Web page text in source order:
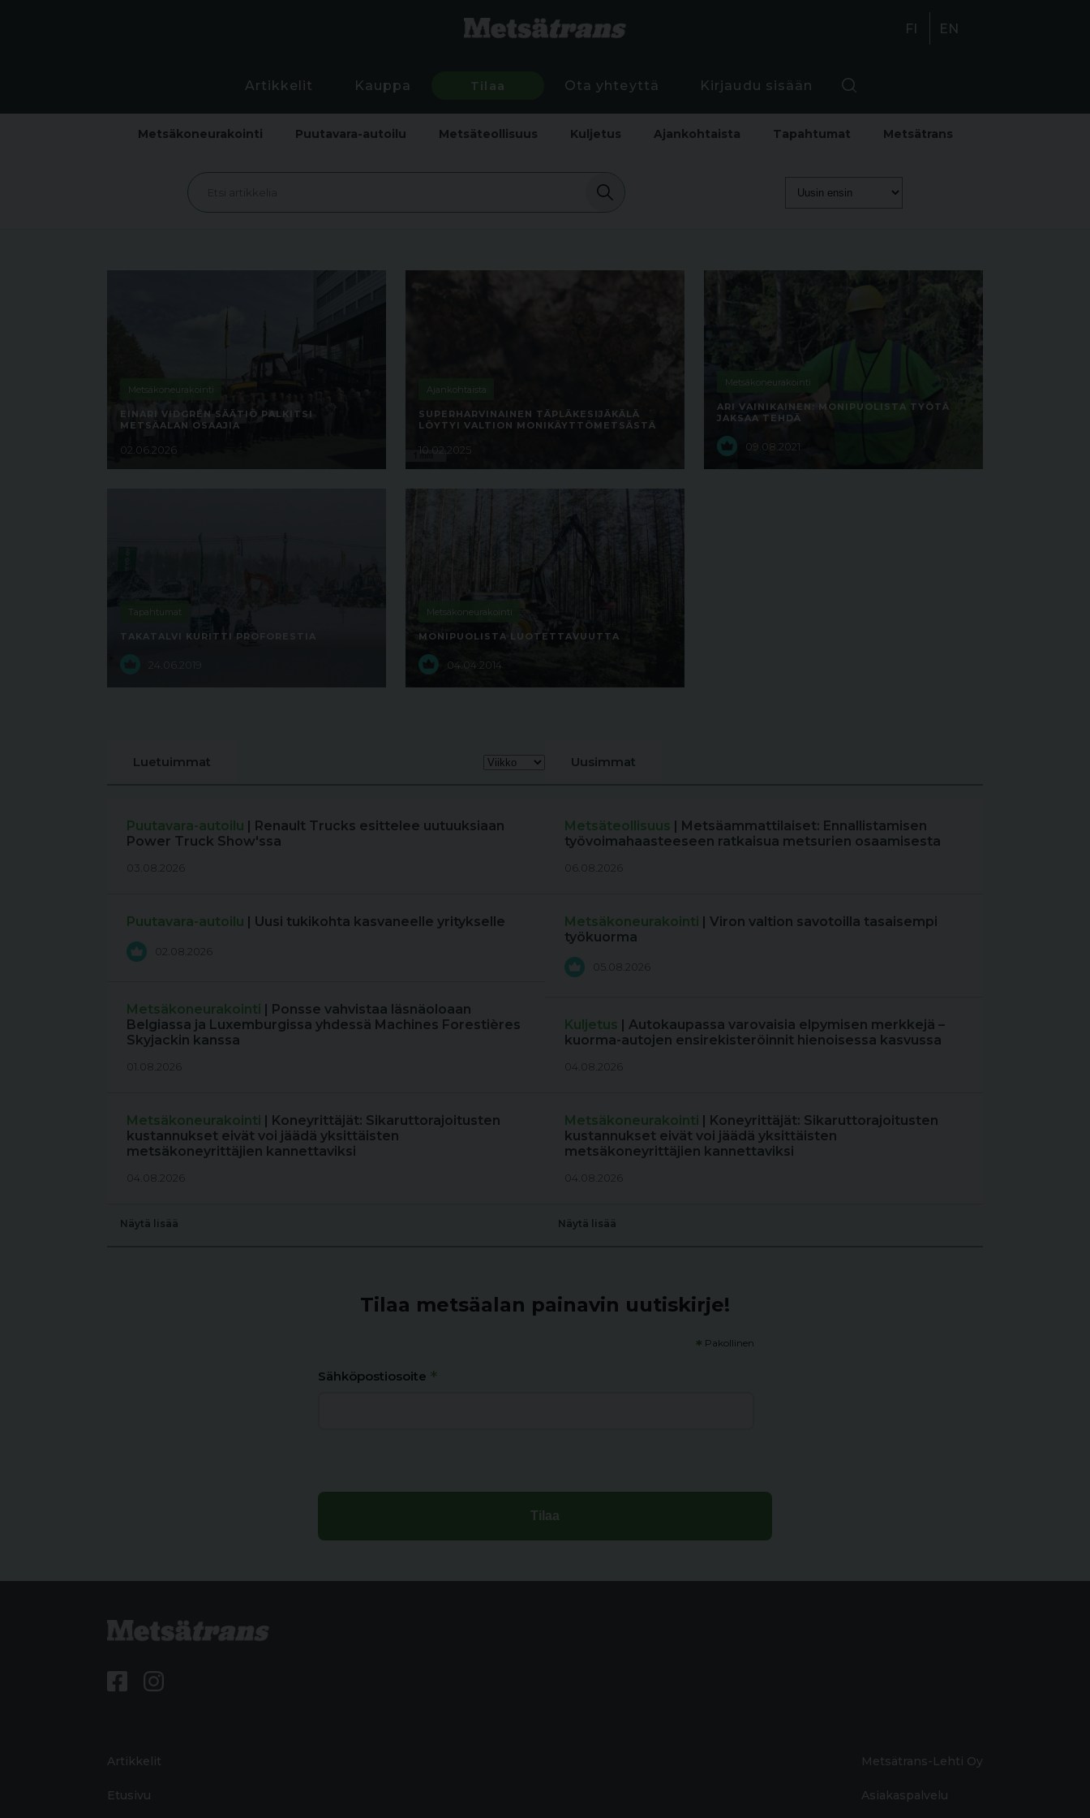
FI EN
Artikkelit Kauppa Tilaa Ota yhteyttä Kirjaudu sisään
Metsäkoneurakointi Puutavara-autoilu Metsäteollisuus Kuljetus Ajankohtaista Tapahtumat Metsätrans
Metsäkoneurakointi
EINARI VIDGRÉN SÄÄTIÖ PALKITSI
METSÄALAN OSAAJIA
02.06.2026
Ajankohtaista
SUPERHARVINAINEN TÄPLÄKESIJÄKÄLÄ
LÖYTYI VALTION MONIKÄYTTÖMETSÄSTÄ
10.02.2025
Metsäkoneurakointi
ARI VAINIKAINEN: MONIPUOLISTA TYÖTÄ
JAKSAA TEHDÄ
09.08.2021
Tapahtumat
TAKATALVI KURITTI PROFORESTIA
24.06.2019
Metsäkoneurakointi
MONIPUOLISTA LUOTETTAVUUTTA
04.04.2014
Luetuimmat
Puutavara-autoilu | Renault Trucks esittelee uutuuksiaan
Power Truck Show'ssa
03.08.2026
Puutavara-autoilu | Uusi tukikohta kasvaneelle yritykselle
02.08.2026
Metsäkoneurakointi | Ponsse vahvistaa läsnäoloaan
Belgiassa ja Luxemburgissa yhdessä Machines Forestières
Skyjackin kanssa
01.08.2026
Metsäkoneurakointi | Koneyrittäjät: Sikaruttorajoitusten
kustannukset eivät voi jäädä yksittäisten
metsäkoneyrittäjien kannettaviksi
04.08.2026
Näytä lisää
Uusimmat
Metsäteollisuus | Metsäammattilaiset: Ennallistamisen
työvoimahaasteeseen ratkaisua metsurien osaamisesta
06.08.2026
Metsäkoneurakointi | Viron valtion savotoilla tasaisempi
työkuorma
05.08.2026
Kuljetus | Autokaupassa varovaisia elpymisen merkkejä –
kuorma-autojen ensirekisteröinnit hienoisessa kasvussa
04.08.2026
Metsäkoneurakointi | Koneyrittäjät: Sikaruttorajoitusten
kustannukset eivät voi jäädä yksittäisten
metsäkoneyrittäjien kannettaviksi
04.08.2026
Näytä lisää
Tilaa metsäalan painavin uutiskirje!
* Pakollinen
Sähköpostiosoite *
Artikkelit
Etusivu
Metsätrans-Lehti Oy
Asiakaspalvelu